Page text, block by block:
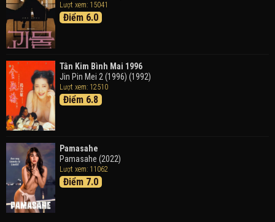
Lượt xem: 15041
Điểm 6.0
Tân Kim Bình Mai 1996
Jin Pin Mei 2 (1996) (1992)
Lượt xem: 12510
Điểm 6.8
Pamasahe
Pamasahe (2022)
Lượt xem: 11062
Điểm 7.0